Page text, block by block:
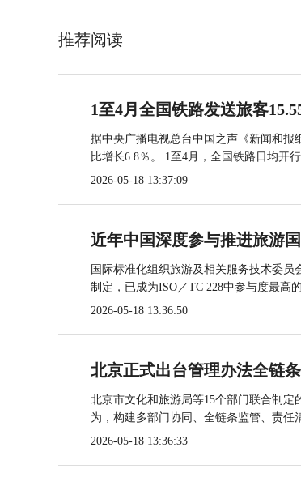
推荐阅读
1至4月全国铁路发送旅客
据中央广播电视总台中国之声《新闻和报
比增长6.8％。 1至4月，全国铁路日均开
2026-05-18 13:37:09
近年中国深度参与推进旅游
国际标准化组织旅游及相关服务技术委
制定，已成为ISO／TC 228中参与度最高
2026-05-18 13:36:50
北京正式出台管理办法全链
北京市文化和旅游局等15个部门联合制
为，构建多部门协同、全链条监管、责任
2026-05-18 13:36:33